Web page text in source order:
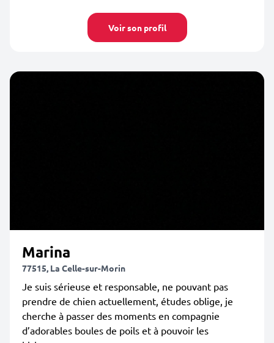
Voir son profil
Marina
77515, La Celle-sur-Morin
Je suis sérieuse et responsable, ne pouvant pas
prendre de chien actuellement, études oblige, je
cherche à passer des moments en compagnie
d’adorables boules de poils et à pouvoir les